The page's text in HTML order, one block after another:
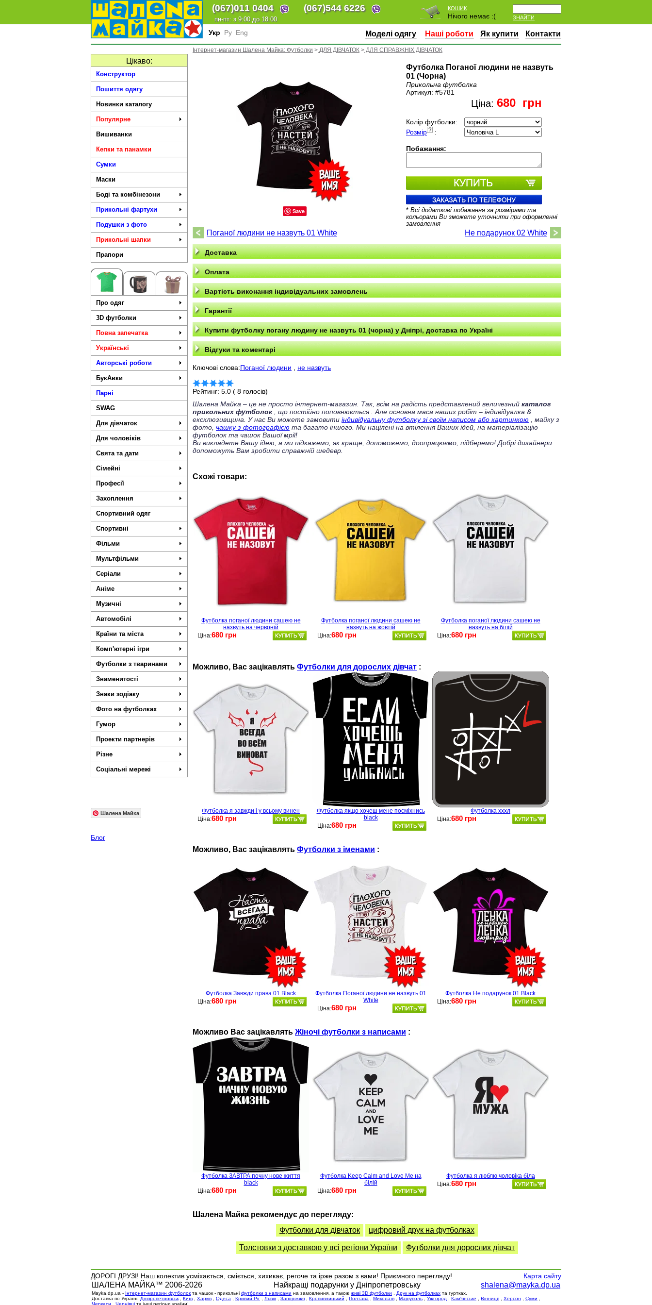
(067)011 0404 (067)544 6226
пн-пт: з 9:00 до 18:00 ЗНАЙТИ
КОШИК
Нічого немає :(
Укр Ру Eng Моделі одягу Наші роботи Як купити Контакти
Цікаво:
Конструктор
Пошиття одягу
Новинки каталогу
Популярне
Вишиванки
Кепки та панамки
Сумки
Маски
Боді та комбінезони
Прикольні фартухи
Подушки з фото
Прикольні шапки
Прапори
Про одяг
3D футболки
Повна запечатка
Українські
Авторські роботи
БукАвки
Парні
SWAG
Для дівчаток
Для чоловіків
Свята та дати
Сімейні
Професії
Захоплення
Спортивний одяг
Спортивні
Фільми
Мультфільми
Серіали
Аніме
Музичні
Автомобілі
Країни та міста
Комп'ютерні ігри
Футболки з тваринами
Знаменитості
Знаки зодіаку
Фото на футболках
Гумор
Проекти партнерів
Різне
Соціальні мережі
Шалена Майка
Блог
Інтернет-магазин Шалена Майка: Футболки > ДЛЯ ДІВЧАТОК > ДЛЯ СПРАВЖНІХ ДІВЧАТОК
Save
Футболка Поганої людини не назвуть
01 (Чорна)
Прикольна футболка
Артикул: #5781
Ціна: 680 грн
Колір футболки:
Розмір
:
Побажання:
* Всі додаткові побажання за розмірами та
кольорами Ви зможете уточнити при оформленні
замовлення
Поганої людини не назвуть 01 White Не подарунок 02 White
Доставка
Оплата
Вартість виконання індивідуальних замовлень
Гарантії
Купити футболку погану людину не назвуть 01 (чорна) у Дніпрі, доставка по Україні
Відгуки та коментарі
Ключові слова:Поганої людини не назвуть
Рейтинг: 5.0 ( 8 голосів)
Шалена Майка – це не просто інтернет-магазин. Так, всім на радість представлений величезний каталог
прикольних футболок, що постійно поповнюється
. Але основна маса наших робіт – індивідуалка &
ексклюзивщина. У нас Ви можете замовити індивідуальну футболку зі своїм написом або картинкою , майку з
фото, чашку з фотографією та багато іншого. Ми націлені на втілення Ваших ідей, на матеріалізацію
футболок та чашок Вашої мрії!
Ви викладете Вашу ідею, а ми підкажемо, як краще, допоможемо, доопрацюємо, підберемо! Добрі дизайнери
допоможуть Вам зробити справжній шедевр.
Схожі товари:
Футболка поганої людини сашею не
назвуть на червоній
Ціна:680 грн
Футболка поганої людини сашею не
назвуть на жовтій
Ціна:680 грн
Футболка поганої людини сашею не
назвуть на білій
Ціна:680 грн
Можливо, Ваc зацікавлять Футболки для дорослих дівчат :
Футболка я завжди і у всьому винен
Ціна:680 грн
Футболка якщо хочеш мене посміхнись
black
Ціна:680 грн
Футболка хххл
Ціна:680 грн
Можливо, Ваc зацікавлять Футболки з іменами :
Футболка Завжди права 01 Black
Ціна:680 грн
Футболка Поганої людини не назвуть 01
White
Ціна:680 грн
Футболка Не подарунок 01 Black
Ціна:680 грн
Можливо Ваc зацікавлять Жіночі футболки з написами :
Футболка ЗАВТРА почну нове життя
black
Ціна:680 грн
Футболка Keep Calm and Love Me на
білій
Ціна:680 грн
Футболка я люблю чоловіка біла
Ціна:680 грн
Шалена Майка рекомендує до перегляду:
Футболки для дівчаток
цифровий друк на футболках
Толстовки з доставкою у всі регіони України Футболки для дорослих дівчат
Карта сайту
ДОРОГІ ДРУЗІ! Наш колектив усміхається, сміється, хихикає, регоче та ірже разом з вами! Приємного перегляду!
ШАЛЕНА МАЙКА™ 2006-2026 Найкращі подарунки у Дніпропетровську shalena@mayka.dp.ua
Mayka.dp.ua - Інтернет-магазин футболок та чашок - прикольні футболки з написами на замовлення, а також живі 3D футболки Друк на футболках та гуртках.
Доставка по Україні: Дніпропетровськ Київ Харків Одеса Кривий Ріг Львів Запоріжжя Кропивницький Полтава Миколаїв Маріуполь Ужгород Кам'янське Вінниця Херсон Суми
Черкаси
Чернівці та інші регіони країни!